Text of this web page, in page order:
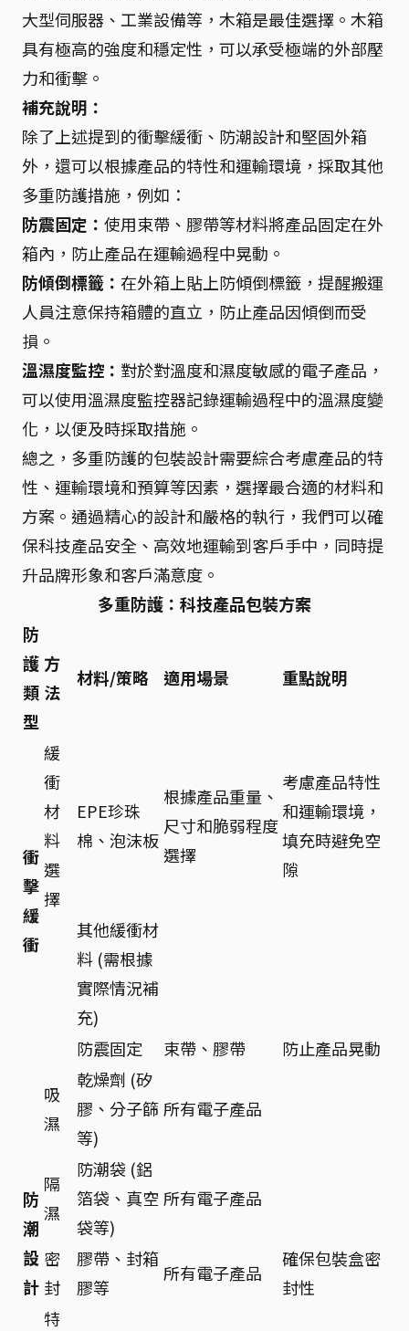
大型伺服器、工業設備等，木箱是最佳選擇。木箱
具有極高的強度和穩定性，可以承受極端的外部壓
力和衝擊。
補充說明：
除了上述提到的衝擊緩衝、防潮設計和堅固外箱
外，還可以根據產品的特性和運輸環境，採取其他
多重防護措施，例如：
防震固定： 使用束帶、膠帶等材料將產品固定在外
箱內，防止產品在運輸過程中晃動。
防傾倒標籤： 在外箱上貼上防傾倒標籤，提醒搬運
人員注意保持箱體的直立，防止產品因傾倒而受
損。
溫濕度監控： 對於對溫度和濕度敏感的電子產品，
可以使用溫濕度監控器記錄運輸過程中的溫濕度變
化，以便及時採取措施。
總之，多重防護的包裝設計需要綜合考慮產品的特
性、運輸環境和預算等因素，選擇最合適的材料和
方案。通過精心的設計和嚴格的執行，我們可以確
保科技產品安全、高效地運輸到客戶手中，同時提
升品牌形象和客戶滿意度。
多重防護：科技產品包裝方案
防
護
類
型
方
法
材料/策略 適用場景 重點說明
衝
擊
緩
衝
緩
衝
材
料
選
擇
EPE珍珠
棉、泡沫板
根據產品重量、
尺寸和脆弱程度
選擇
考慮產品特性
和運輸環境，
填充時避免空
隙
其他緩衝材
料 (需根據
實際情況補
充)
防震固定
束帶、膠帶 防止產品晃動
防
潮
設
計
吸
濕
乾燥劑 (矽
膠、分子篩
等)
所有電子產品
隔
濕
防潮袋 (鋁
箔袋、真空
袋等)
所有電子產品
密
封
膠帶、封箱
膠等
所有電子產品
確保包裝盒密
封性
特